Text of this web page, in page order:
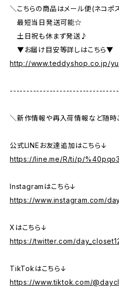
＼こちらの商品はメール便(ネコポ
最短当日発送可能☆
土日祝も休まず発送♪
▼お届け目安等詳しはこちら▼
http://www.teddyshop.co.jp/
＼新作情報や再入荷情報など随
公式LINEお友達追加はこちら↓
https://line.me/R/ti/p/
Instagramはこちら↓
https://www.instagram.com/
Xはこちら↓
https://twitter.com/
TikTokはこちら↓
https://www.tiktok.com/